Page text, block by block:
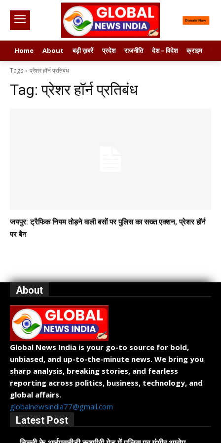
Home About बड़ी ख़बरें प्रदेश राजनीति देश – विदेश क्राइम
Tags प्रेशर हॉर्न प्रतिबंध
Tag:प्रेशर हॉर्न प्रतिबंध
जयपुर: ट्रैफिक नियम तोड़ने वाली बसों पर पुलिस का सख्त एक्शन, प्रेशर हॉर्न
पर बैन
About
Global News India is your go-to source for bold,
unbiased, and up-to-the-minute news. We bring you
sharp analysis, breaking stories, and fearless
reporting across politics, business, technology, and
global affairs.
globalnewsindia77@gmail.com
Latest Post